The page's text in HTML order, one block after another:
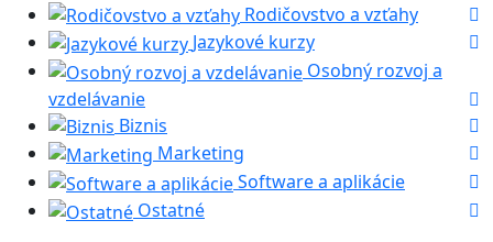
Rodičovstvo a vzťahy
Jazykové kurzy
Osobný rozvoj a
vzdelávanie
Biznis
Marketing
Software a aplikácie
Ostatné